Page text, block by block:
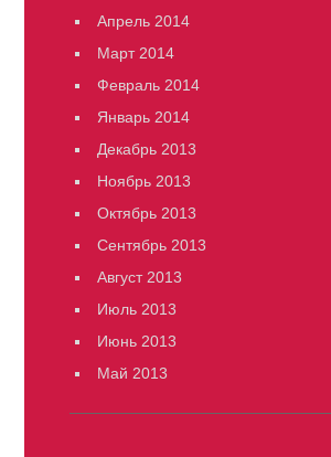
Апрель 2014
Март 2014
Февраль 2014
Январь 2014
Декабрь 2013
Ноябрь 2013
Октябрь 2013
Сентябрь 2013
Август 2013
Июль 2013
Июнь 2013
Май 2013